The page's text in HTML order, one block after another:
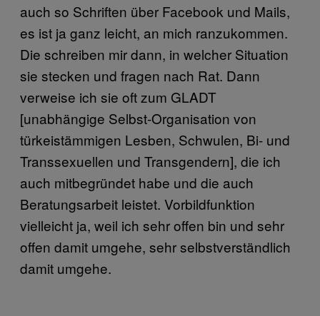
auch so Schriften über Facebook und Mails,
es ist ja ganz leicht, an mich ranzukommen.
Die schreiben mir dann, in welcher Situation
sie stecken und fragen nach Rat. Dann
verweise ich sie oft zum GLADT
[unabhängige Selbst-Organisation von
türkeistämmigen Lesben, Schwulen, Bi- und
Transsexuellen und Transgendern], die ich
auch mitbegründet habe und die auch
Beratungsarbeit leistet. Vorbildfunktion
vielleicht ja, weil ich sehr offen bin und sehr
offen damit umgehe, sehr selbstverständlich
damit umgehe.